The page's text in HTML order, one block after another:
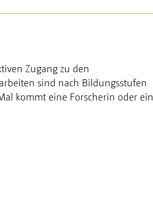
Zugang zu den
sind nach Bildungsstufen
kommt eine Forscherin oder ein